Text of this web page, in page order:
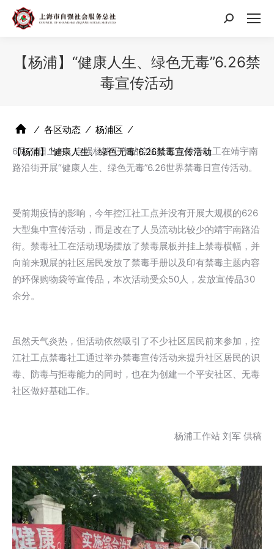
搜
【杨浦】“健康人生、绿色无毒”6.26禁
毒宣传活动
⁄ 各区动态 ⁄ 杨浦区 ⁄
【杨浦】“健康人生、绿色无毒”6.26禁毒宣传活动
6月27日上午，自强杨浦工作站控江社工点禁毒社工在靖宇南
路沿街开展“健康人生、绿色无毒”6.26世界禁毒日宣传活动。
受前期疫情的影响，今年控江社工点并没有开展大规模的626
大型集中宣传活动，而是改在了人员流动比较少的靖宇南路沿
街。禁毒社工在活动现场摆放了禁毒展板并挂上禁毒横幅，并
向前来观展的社区居民发放了禁毒手册以及印有禁毒主题内容
的环保购物袋等宣传品，本次活动受众50人，发放宣传品30
余分。
虽然天气炎热，但活动依然吸引了不少社区居民前来参加，控
江社工点禁毒社工通过举办禁毒宣传活动来提升社区居民的识
毒、防毒与拒毒能力的同时，也在为创建一个平安社区、无毒
社区做好基础工作。
杨浦工作站 刘军 供稿